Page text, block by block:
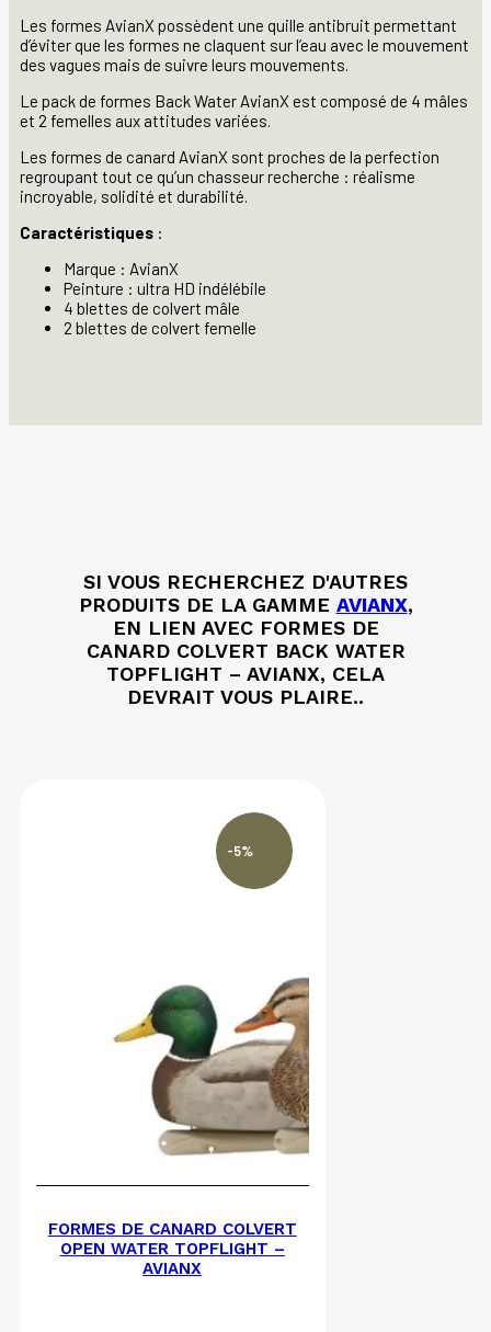
Les formes AvianX possèdent une quille antibruit permettant
d’éviter que les formes ne claquent sur l’eau avec le mouvement
des vagues mais de suivre leurs mouvements.
Le pack de formes Back Water AvianX est composé de 4 mâles
et 2 femelles aux attitudes variées.
Les formes de canard AvianX sont proches de la perfection
regroupant tout ce qu’un chasseur recherche : réalisme
incroyable, solidité et durabilité.
Caractéristiques :
Marque : AvianX
Peinture : ultra HD indélébile
4 blettes de colvert mâle
2 blettes de colvert femelle
SI VOUS RECHERCHEZ D'AUTRES
PRODUITS DE LA GAMME AVIANX,
EN LIEN AVEC FORMES DE
CANARD COLVERT BACK WATER
TOPFLIGHT – AVIANX, CELA
DEVRAIT VOUS PLAIRE..
-5%
FORMES DE CANARD COLVERT
OPEN WATER TOPFLIGHT –
AVIANX